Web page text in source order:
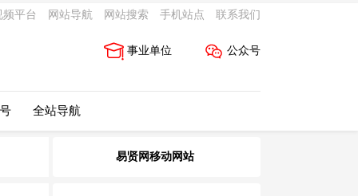
频平台 网站导航 网站搜索 手机站点 联系我们
公众号
事业单位
全站导航
易贤网移动网站